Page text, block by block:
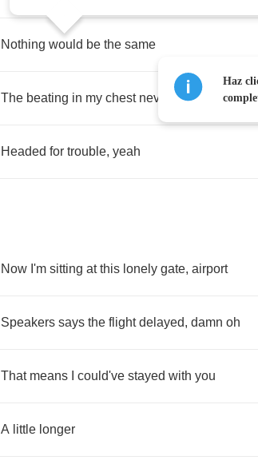
Nothing would be the same
The beating in my chest never felt so strong
Headed for trouble, yeah
Now I'm sitting at this lonely gate, airport
Speakers says the flight delayed, damn oh
That means could've stayed with you
A little longer
Haz